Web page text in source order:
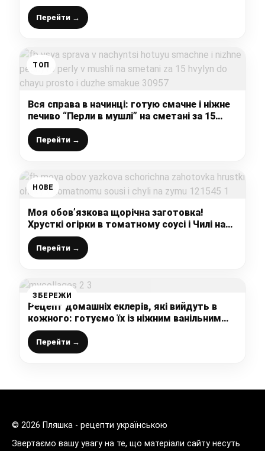
Перейти →
ТОП
Вся справа в начинці: готую смачне і ніжне
печиво “Перли в мушлі” на сметані за 15
хвилин, до чаю просто і дуже смакує
Перейти →
НОВЕ
Моя обов’язкова щорічна заготовка!
Хрусткі огірки в томатному соусі і Чилі на
зиму
Перейти →
ЗБЕРЕЖИ
Рецепт домашніх еклерів, які вийдуть в
кожного: готуємо їх із ніжним ванільним
кремом – це так смачно, що не передати
словами
Перейти →
© 2026 Пляшка - рецепти українською
Звертаємо вашу увагу на те, що матеріали сайту несуть